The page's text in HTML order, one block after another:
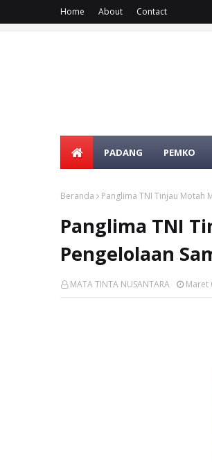
Home About Contact
PADANG PEMKO
Beranda Panglima TNI Tinjau Motah
Panglima TNI
Pengelolaan
MATA TINTA NUSANTARA Maret